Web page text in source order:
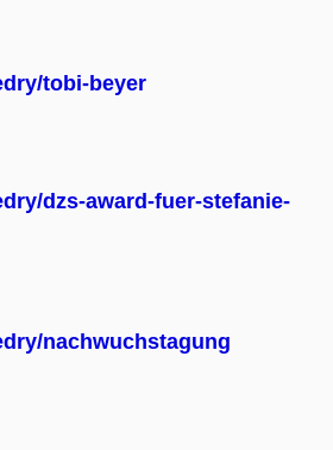
tobi-beyer
dzs-award-fuer-stefanie-
nachwuchstagung